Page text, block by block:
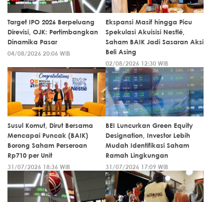
Target IPO 2026 Berpeluang
Direvisi, OJK: Pertimbangkan
Dinamika Pasar
04/08/2026 20:06 WIB
Ekspansi Masif hingga Picu
Spekulasi Akuisisi Nestlé,
Saham BAIK Jadi Sasaran Aksi
Beli Asing
02/08/2026 12:30 WIB
Susul Komut, Dirut Bersama
Mencapai Puncak (BAIK)
Borong Saham Perseroan
Rp710 per Unit
31/07/2026 18:36 WIB
BEI Luncurkan Green Equity
Designation, Investor Lebih
Mudah Identifikasi Saham
Ramah Lingkungan
31/07/2026 17:09 WIB